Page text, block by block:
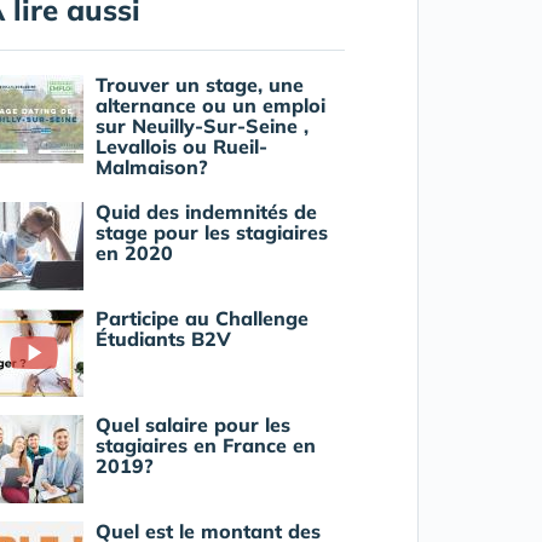
lire aussi
Trouver un stage, une
alternance ou un emploi
sur Neuilly-Sur-Seine ,
Levallois ou Rueil-
Malmaison?
Quid des indemnités de
stage pour les stagiaires
en 2020
Participe au Challenge
Étudiants B2V
Quel salaire pour les
stagiaires en France en
2019?
Quel est le montant des